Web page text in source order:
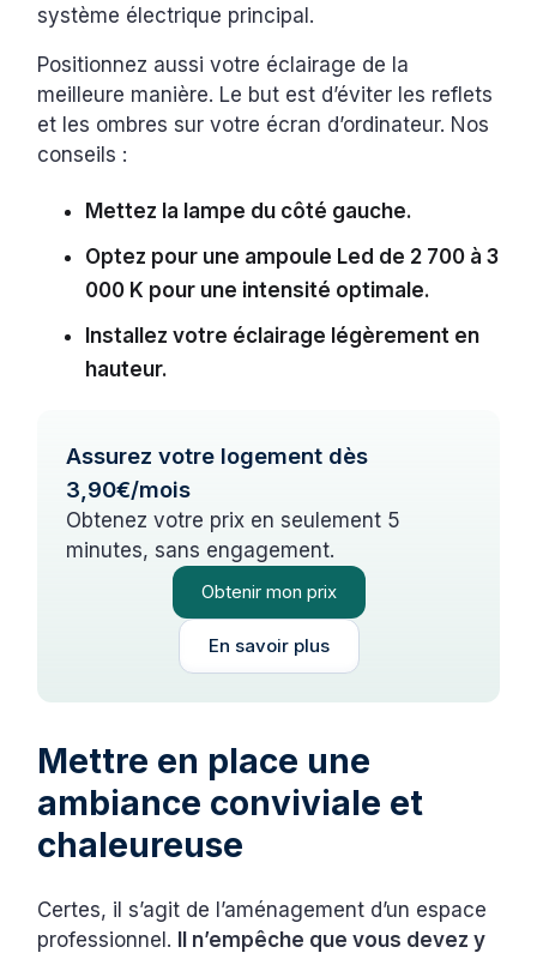
système électrique principal.
Positionnez aussi votre éclairage de la
meilleure manière. Le but est d’éviter les reflets
et les ombres sur votre écran d’ordinateur. Nos
conseils :
Mettez la lampe du côté gauche.
Optez pour une ampoule Led de 2 700 à 3
000 K pour une intensité optimale.
Installez votre éclairage légèrement en
hauteur.
Assurez votre logement dès
3,90€/mois
Obtenez votre prix en seulement 5
minutes, sans engagement.
Obtenir mon prix
En savoir plus
Mettre en place une
ambiance conviviale et
chaleureuse
Certes, il s’agit de l’aménagement d’un espace
professionnel. Il n’empêche que vous devez y